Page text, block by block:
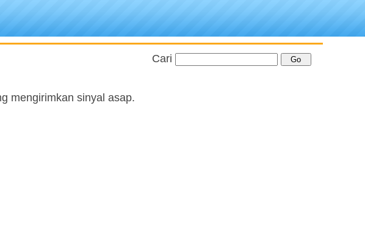
mengirimkan sinyal asap.
Cari